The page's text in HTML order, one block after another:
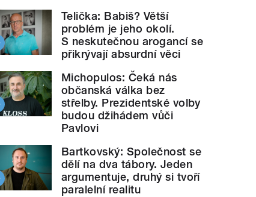
Telička: Babiš? Větší
problém je jeho okolí.
S neskutečnou arogancí se
přikrývají absurdní věci
Michopulos: Čeká nás
občanská válka bez
střelby. Prezidentské volby
budou džihádem vůči
Pavlovi
Bartkovský: Společnost se
dělí na dva tábory. Jeden
argumentuje, druhý si tvoří
paralelní realitu